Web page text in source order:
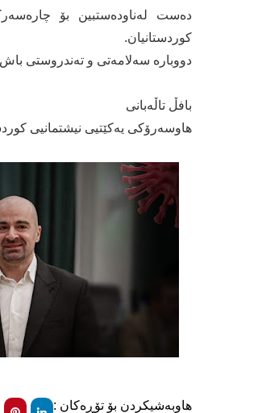
دەست لەناودەستبین بۆ
کوردستانیان.
دووبارە سەلامەتی و تەندروستی
بافڵ تاڵەبانی
هاوسەرۆکی یەکێتیی نیشتمانیی
هاوبەشیکردن بۆ تۆڕەکان :